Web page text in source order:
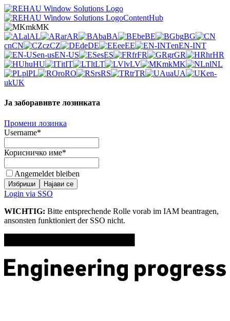
mkMK
alAL arAR baBA beBE bgBG
cnCN czCZ deDE eeEE enEN-INT
en-usEN-US esES frFR grGR hrHR
huHU itIT ltLT lvLV mkMK nlNL
plPL roRO rsRS trTR uaUA
en-
ukUK
Ја заборавивте лозинката
Промени лозинка
Username*
Корисничко име*
Angemeldet bleiben
Избриши Најави се
Login via SSO
WICHTIG: Bitte entsprechende Rolle vorab im IAM beantragen,
ansonsten funktioniert der SSO nicht.